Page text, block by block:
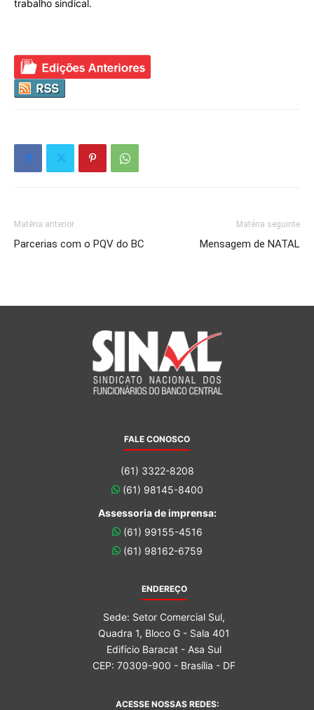
trabalho sindical.
Matéria anterior
Parcerias com o PQV do BC
Matéria seguinte
Mensagem de NATAL
FALE CONOSCO
(61) 3322-8208
(61) 98145-8400
Assessoria de imprensa:
(61) 99155-4516
(61) 98162-6759
ENDEREÇO
Sede: Setor Comercial Sul,
Quadra 1, Bloco G - Sala 401
Edifício Baracat - Asa Sul
CEP: 70309-900 - Brasília - DF
ACESSE NOSSAS REDES: